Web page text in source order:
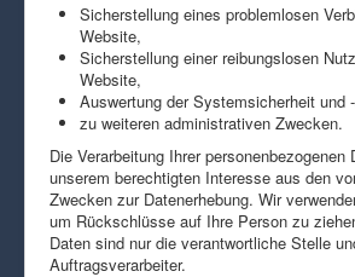
Sicherstellung eines problemlosen
Website,
Sicherstellung einer reibungslosen
Website,
Auswertung der Systemsicherheit und
zu weiteren administrativen Zwecken.
Die Verarbeitung Ihrer personenbezogenen
unserem berechtigten Interesse aus den
Zwecken zur Datenerhebung. Wir
um Rückschlüsse auf Ihre Person zu
Daten sind nur die verantwortliche Stelle
Auftragsverarbeiter.